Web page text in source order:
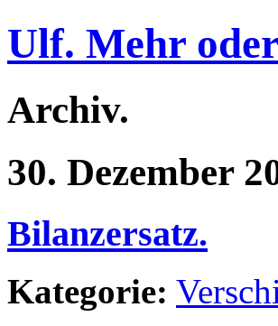
Ulf. Mehr
Archiv.
30. Dezember
Bilanzersatz.
Kategorie: